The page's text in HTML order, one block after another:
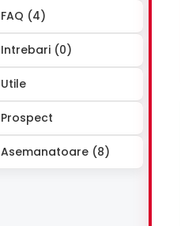
FAQ (4)
Intrebari (0)
Utile
Prospect
Asemanatoare (8)